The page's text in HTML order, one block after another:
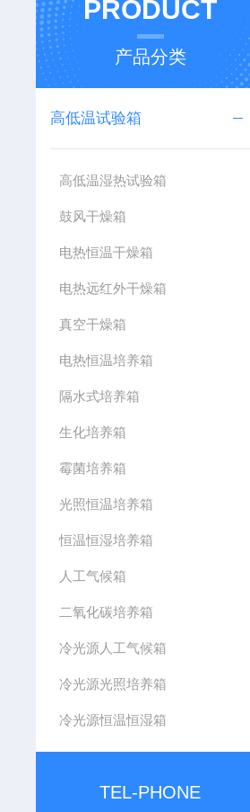
PRODUCT
产品分类
高低温试验箱
高低温湿热试验箱
鼓风干燥箱
电热恒温干燥箱
电热远红外干燥箱
真空干燥箱
电热恒温培养箱
隔水式培养箱
生化培养箱
霉菌培养箱
光照恒温培养箱
恒温恒湿培养箱
人工气候箱
二氧化碳培养箱
冷光源人工气候箱
冷光源光照培养箱
冷光源恒温恒湿箱
TEL-PHONE